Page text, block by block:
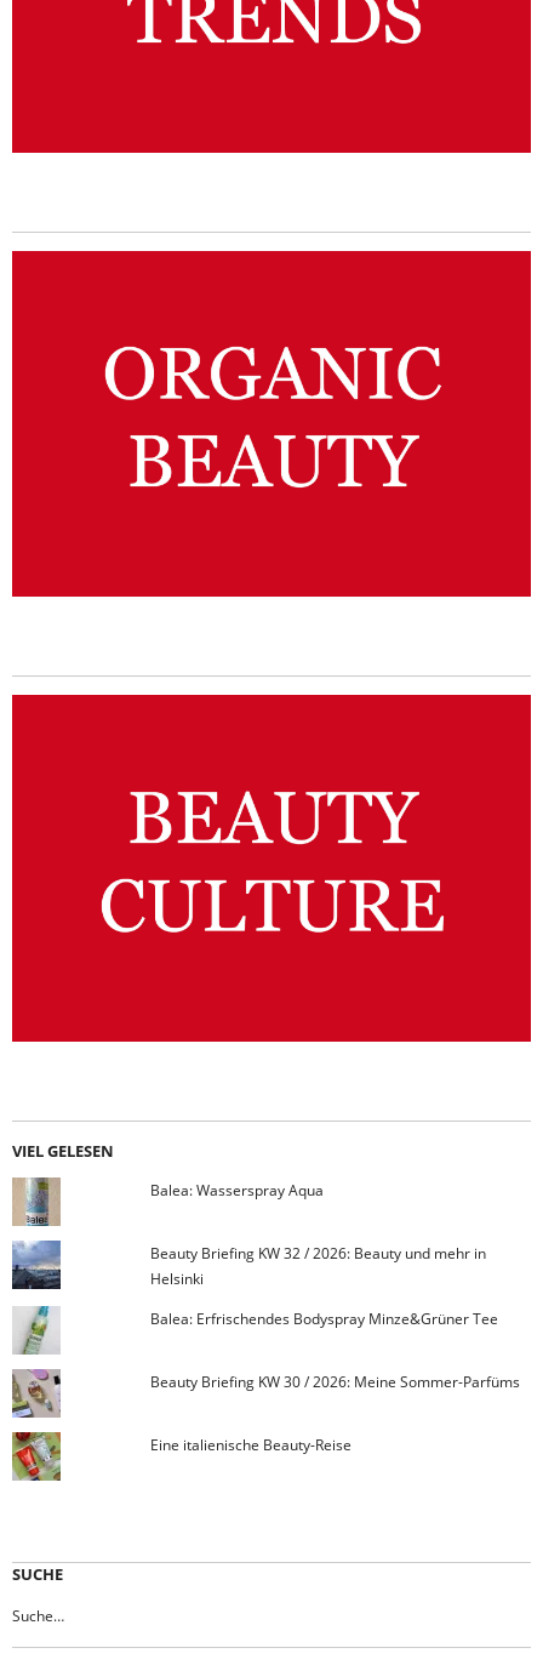
VIEL GELESEN
Balea: Wasserspray Aqua
Beauty Briefing KW 32 / 2026: Beauty und mehr in
Helsinki
Balea: Erfrischendes Bodyspray Minze&Grüner Tee
Beauty Briefing KW 30 / 2026: Meine Sommer-Parfüms
Eine italienische Beauty-Reise
SUCHE